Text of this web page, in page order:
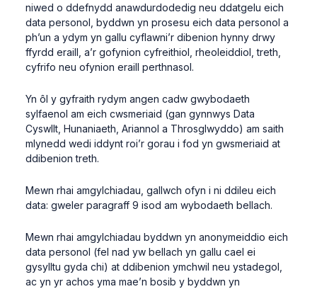
niwed o ddefnydd anawdurdodedig neu ddatgelu eich
data personol, byddwn yn prosesu eich data personol a
ph’un a ydym yn gallu cyflawni’r dibenion hynny drwy
ffyrdd eraill, a’r gofynion cyfreithiol, rheoleiddiol, treth,
cyfrifo neu ofynion eraill perthnasol.
Yn ôl y gyfraith rydym angen cadw gwybodaeth
sylfaenol am eich cwsmeriaid (gan gynnwys Data
Cyswllt, Hunaniaeth, Ariannol a Throsglwyddo) am saith
mlynedd wedi iddynt roi’r gorau i fod yn gwsmeriaid at
ddibenion treth.
Mewn rhai amgylchiadau, gallwch ofyn i ni ddileu eich
data: gweler paragraff 9 isod am wybodaeth bellach.
Mewn rhai amgylchiadau byddwn yn anonymeiddio eich
data personol (fel nad yw bellach yn gallu cael ei
gysylltu gyda chi) at ddibenion ymchwil neu ystadegol,
ac yn yr achos yma mae’n bosib y byddwn yn